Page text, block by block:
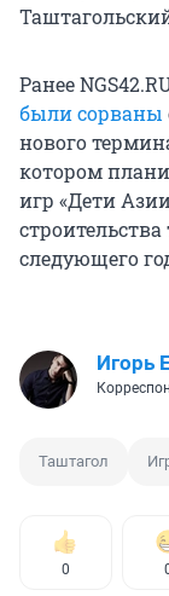
Ранее
были сорваны
нового
котором
игр «Дети
следующего
Игорь
Таштагол
0